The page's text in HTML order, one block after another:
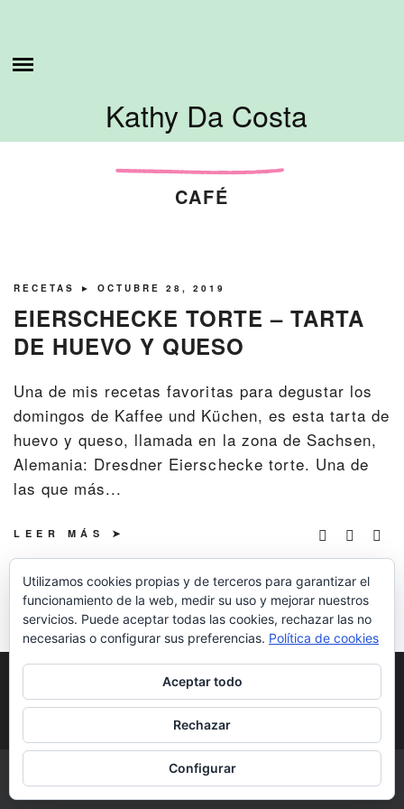
content
Kathy Da CostaTUTORIALES
CAFÉ
RECETAS ► OCTUBRE 28, 2019
EIERSCHECKE TORTE – TARTA
DE HUEVO Y QUESO
Una de mis recetas favoritas para degustar los
domingos de Kaffee und Küchen, es esta tarta de
huevo y queso, llamada en la zona de Sachsen,
Alemania: Dresdner Eierschecke torte. Una de
las que más...
LEER MÁS
POLÍTICA DE COOKIES
DERECHOS DE AUTOR
COPYRIGHT © 2026 | ALL RIGHTS RESERVED |
THEME SHOP
Utilizamos cookies propias y de terceros para garantizar el
funcionamiento de la web, medir su uso y mejorar nuestros
servicios. Puede aceptar todas las cookies, rechazar las no
necesarias o configurar sus preferencias. Política de cookies
Aceptar todo
Rechazar
Configurar